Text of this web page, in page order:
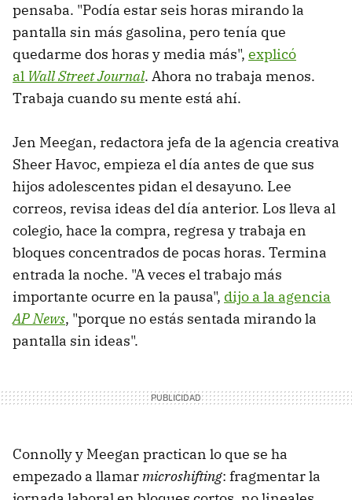
pensaba. "Podía estar seis horas mirando la
pantalla sin más gasolina, pero tenía que
quedarme dos horas y media más", explicó
al WallStreet Journal. Ahora no trabaja menos.
Trabaja cuando su mente está ahí.
Jen Meegan, redactora jefa de la agencia creativa
Sheer Havoc, empieza el día antes de que sus
hijos adolescentes pidan el desayuno. Lee
correos, revisa ideas del día anterior. Los lleva al
colegio, hace la compra, regresa y trabaja en
bloques concentrados de pocas horas. Termina
entrada la noche. "A veces el trabajo más
importante ocurre en la pausa", dijo a la agencia
AP News, "porque no estás sentada mirando la
pantalla sin ideas".
Connolly y Meegan practican lo que se ha
empezado a llamarmicroshifting: fragmentar la